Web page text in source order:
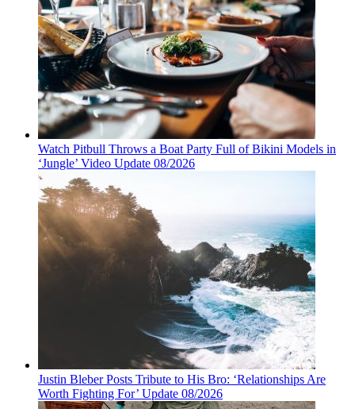
Watch Pitbull Throws a Boat Party Full of Bikini Models in
‘Jungle’ Video Update 08/2026
Justin Bleber Posts Tribute to His Bro: ‘Relationships Are
Worth Fighting For’ Update 08/2026